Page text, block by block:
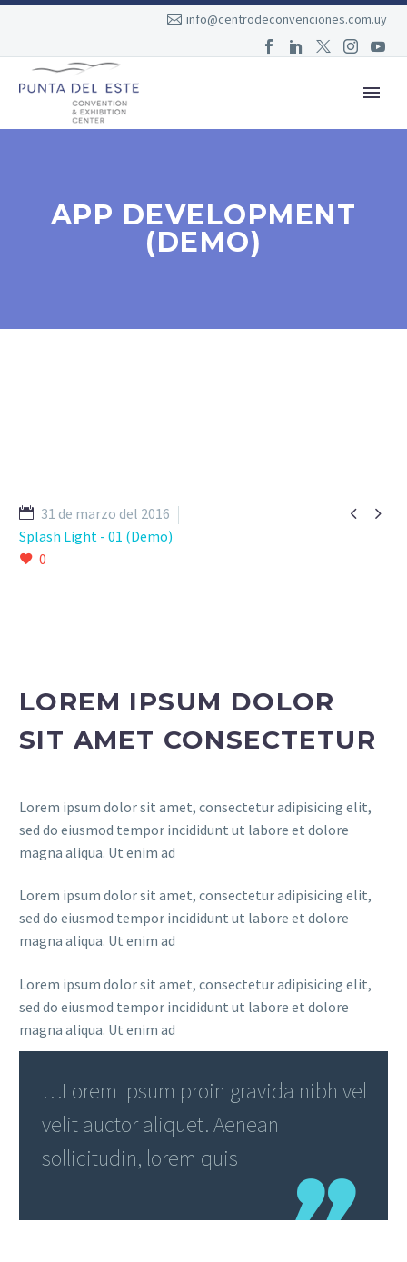
info@centrodeconvenciones.com.uy
APP DEVELOPMENT
(DEMO)
 
31 de marzo del 2016
Splash Light - 01 (Demo)
0
LOREM IPSUM DOLOR
SIT AMET CONSECTETUR
Lorem ipsum dolor sit amet, consectetur adipisicing elit,
sed do eiusmod tempor incididunt ut labore et dolore
magna aliqua. Ut enim ad
Lorem ipsum dolor sit amet, consectetur adipisicing elit,
sed do eiusmod tempor incididunt ut labore et dolore
magna aliqua. Ut enim ad
Lorem ipsum dolor sit amet, consectetur adipisicing elit,
sed do eiusmod tempor incididunt ut labore et dolore
magna aliqua. Ut enim ad
…Lorem Ipsum proin gravida nibh vel
velit auctor aliquet. Aenean
sollicitudin, lorem quis